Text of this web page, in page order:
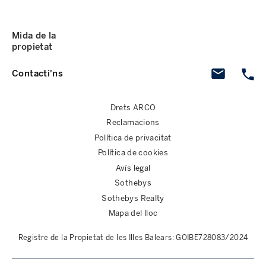
Contacti'ns
Mida de la
propietat
Drets ARCO
Reclamacions
Política de privacitat
Política de cookies
Avís legal
Sothebys
Sothebys Realty
Mapa del lloc
Registre de la Propietat de les Illes Balears: GOIBE728083/2024